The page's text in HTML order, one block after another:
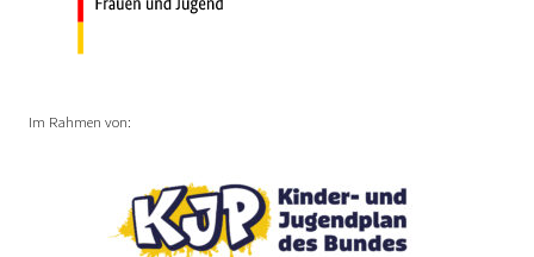
Im Rahmen von: